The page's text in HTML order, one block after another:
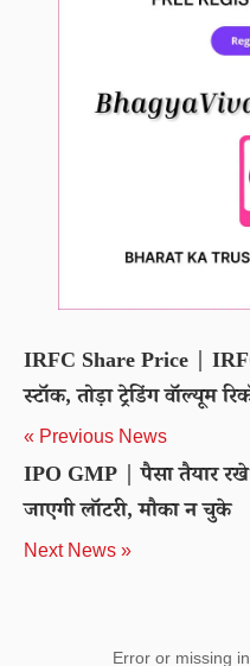
IRFC Share Price |
स्टॉक, तोड़ा ट्रेडिंग वॉल्यूम
« Previous News
IPO GMP | पैसा तैयार
जाएगी लॉटरी, मौका न चुके
Next News »
Error or missing